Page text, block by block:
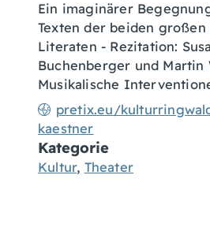
pretix.eu/
kaestner
Ein imaginärer
Texten der beiden großen
Literaten - Rezitation:
Buchenberger und Martin
Musikalische
Kategorie
Kultur, Theater